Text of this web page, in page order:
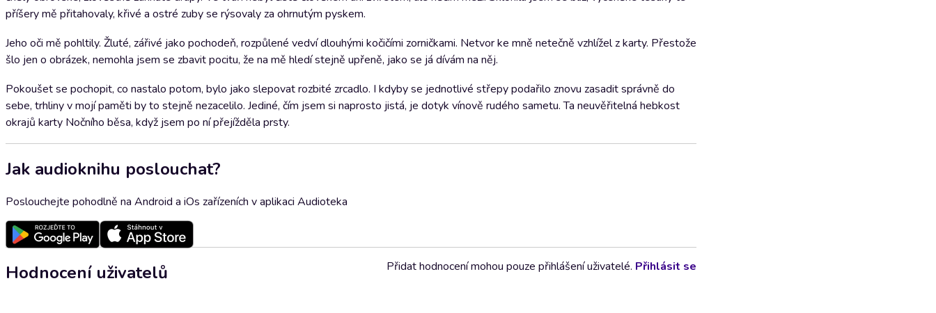
příšery mě přitahovaly, křivé a ostré zuby se rýsovaly za ohrnutým pyskem.
Jeho oči mě pohltily. Žluté, zářivé jako pochodeň, rozpůlené vedví dlouhými kočičími zorničkami. Netvor ke mně netečně vzhlížel z karty. Přestože
šlo jen o obrázek, nemohla jsem se zbavit pocitu, že na mě hledí stejně upřeně, jako se já dívám na něj.
Pokoušet se pochopit, co nastalo potom, bylo jako slepovat rozbité zrcadlo. I kdyby se jednotlivé střepy podařilo znovu zasadit správně do
sebe, trhliny v mojí paměti by to stejně nezacelilo. Jediné, čím jsem si naprosto jistá, je dotyk vínově rudého sametu. Ta neuvěřitelná hebkost
okrajů karty Nočního běsa, když jsem po ní přejížděla prsty.
Jak audioknihu poslouchat?
Poslouchejte pohodlně na Android a iOs zařízeních v aplikaci Audioteka
Hodnocení uživatelů Přidat hodnocení mohou pouze přihlášení uživatelé. Přihlásit se